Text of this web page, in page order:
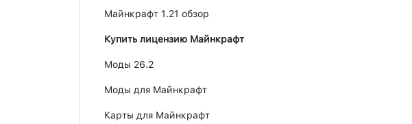
Майнкрафт 1.21 обзор
Купить лицензию Майнкрафт
Моды 26.2
Моды для Майнкрафт
Карты для Майнкрафт